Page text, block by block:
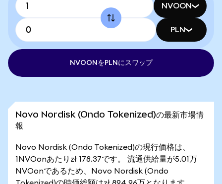
NVOON
PLN
NVOONをPLNにスワップ
Novo Nordisk (Ondo Tokenized)の最新市場情
報
Novo Nordisk (Ondo Tokenized)の現行価格は、
1NVOonあたりzł 178.37です。 流通供給量が5.01万
NVOonであるため、Novo Nordisk (Ondo